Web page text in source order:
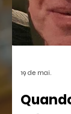
19 de mai.